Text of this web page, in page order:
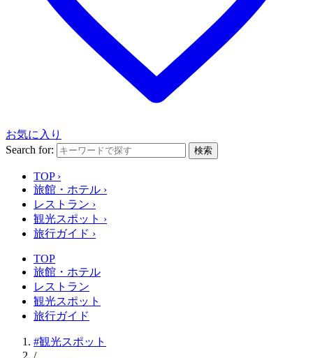
お気に入り
Search for:
検索
TOP ›
旅館・ホテル ›
レストラン ›
観光スポット ›
旅行ガイド ›
TOP
旅館・ホテル
レストラン
観光スポット
旅行ガイド
#観光スポット
/